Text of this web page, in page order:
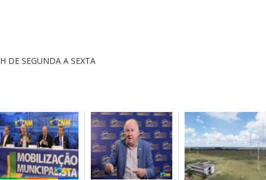
DE SEGUNDA A SEXTA